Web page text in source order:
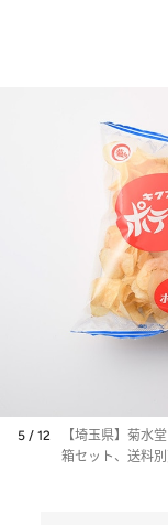
5 / 12
【埼玉県】菊水
箱セット、送料別)